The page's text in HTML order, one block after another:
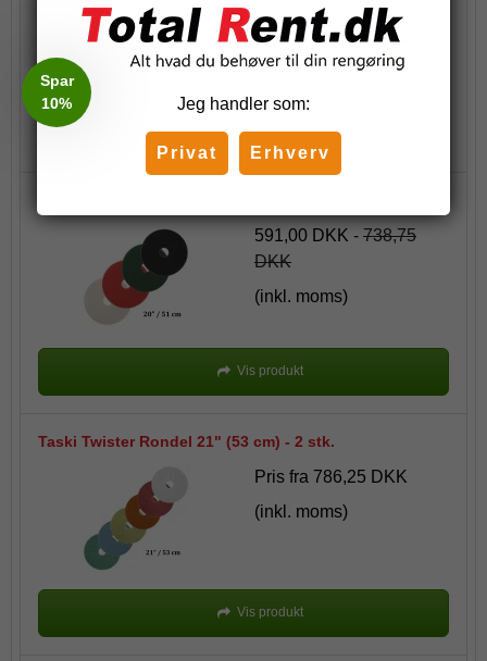
DKK
(inkl. moms)
Vis produkt
591,00 DKK - 738,75
DKK
(inkl. moms)
Vis produkt
Taski Twister Rondel 21" (53 cm) - 2 stk.
Pris fra 786,25 DKK
(inkl. moms)
Vis produkt
Jeg handler som:
Privat Erhverv
Spar
10%